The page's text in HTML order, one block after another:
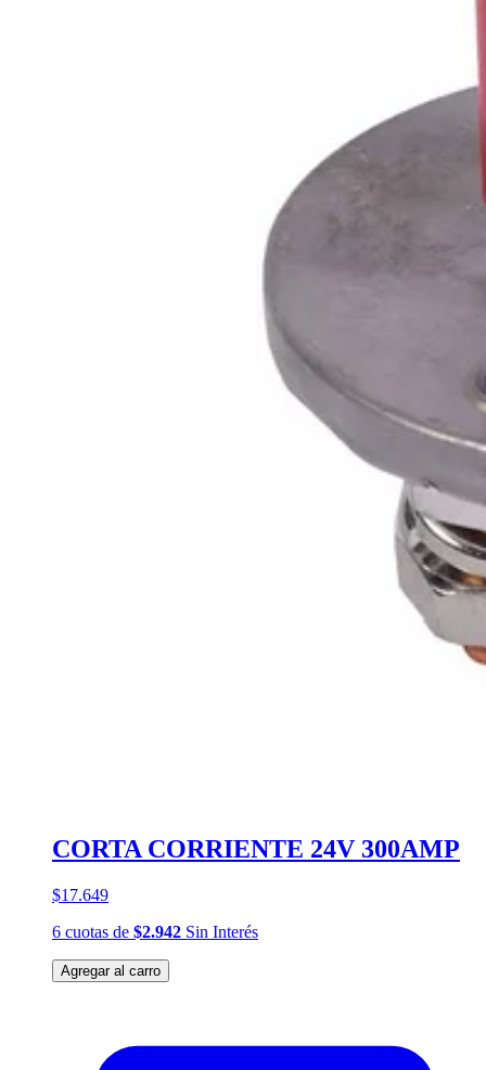
CORTA CORRIENTE 24V 300AMP
$17.649
6 cuotas de $2.942 Sin Interés
Agregar al carro